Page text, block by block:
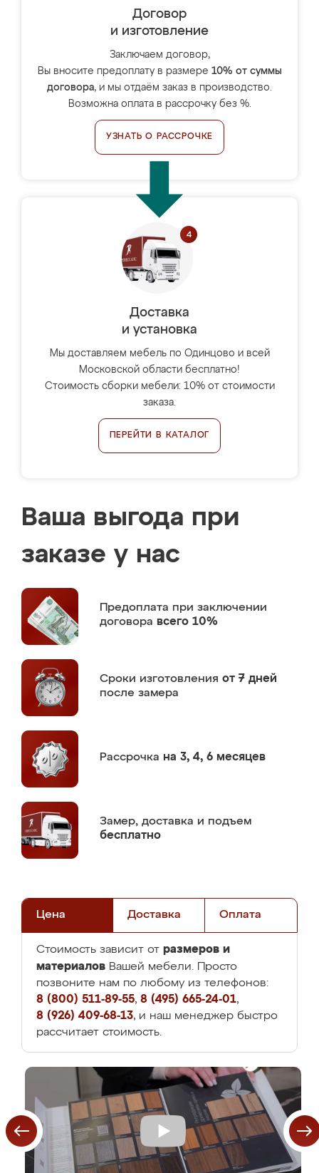
Договор
и изготовление
Заключаем договор,
Вы вносите предоплату в размере 10% от суммы
договора, и мы отдаём заказ в производство.
Возможна оплата в рассрочку без %.
УЗНАТЬ О РАССРОЧКЕ
Доставка
и установка
Мы доставляем мебель по Одинцово и всей
Московской области бесплатно!
Стоимость сборки мебели: 10% от стоимости
заказа.
ПЕРЕЙТИ В КАТАЛОГ
Ваша выгода при
заказе у нас
Предоплата при заключении
договора всего 10%
Сроки изготовления от 7 дней
после замера
Рассрочка на 3, 4, 6 месяцев
Замер, доставка и подъем
бесплатно
Цена Доставка Оплата
Стоимость зависит от размеров и
материалов Вашей мебели. Просто
позвоните нам по любому из телефонов:
8 (800) 511-89-55, 8 (495) 665-24-01,
8 (926) 409-68-13, и наш менеджер быстро
рассчитает стоимость.